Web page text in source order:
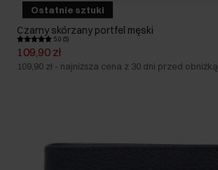
Ostatnie sztuki
Czarny skórzany portfel męski
5.0 (5)
109,90 zł
109,90 zł - najniższa cena z 30 dni przed obniżką